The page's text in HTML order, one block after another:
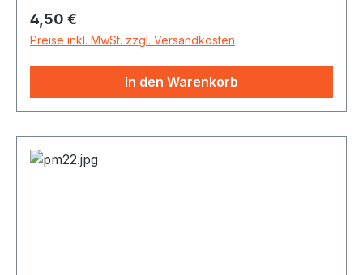
Regulärer Preis:
4,50 €
Preise inkl. MwSt. zzgl. Versandkosten
In den Warenkorb